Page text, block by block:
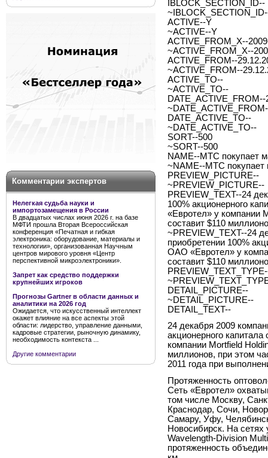
Комментарии экспертов
Нелегкая судьба науки и
импортозамещения в России
В двадцатых числах июня 2026 г. на базе
МФТИ прошла Вторая Всероссийская
конференция «Печатная и гибкая
электроника: оборудование, материалы и
технологии», организованная Научным
центров мирового уровня «Центр
перспективной микроэлектроники».
Запрет как средство поддержки
крупнейших игроков
Прогнозы Gartner в области данных и
аналитики на 2026 год
Ожидается, что искусственный интеллект
окажет влияние на все аспекты этой
области: лидерство, управление данными,
кадровые стратегии, рыночную динамику,
необходимость контекста ...
Другие комментарии
IBLOCK_SECTION_ID--
ACTIVE--Y
~ACTIVE--Y
ACTIVE_FROM_X--
~ACTIVE_FROM_X--
ACTIVE_FROM--
~ACTIVE_FROM--
ACTIVE_TO--
~ACTIVE_TO--
DATE_ACTIVE_FROM--
DATE_ACTIVE_TO--
~DATE_ACTIVE_TO--
SORT--500
~SORT--500
NAME--МТС покупает
~NAME--МТС покупает
PREVIEW_PICTURE--
~PREVIEW_PICTURE--
PREVIEW_TEXT--24
100% акционерного
«Евротел» у компании
составит $110
~PREVIEW_TEXT--24
приобретении 100%
ОАО «Евротел» у
составит $110
DETAIL_PICTURE--
~DETAIL_PICTURE--
DETAIL_TEXT--
24 декабря 2009
акционерного
компании Mortfield
миллионов, при этом
2011 года при
Протяженность
Сеть «Евротел»
том числе Москву,
Краснодар, Сочи,
Самару, Уфу,
Новосибирск. На сетях
Wavelength-Division
протяженность